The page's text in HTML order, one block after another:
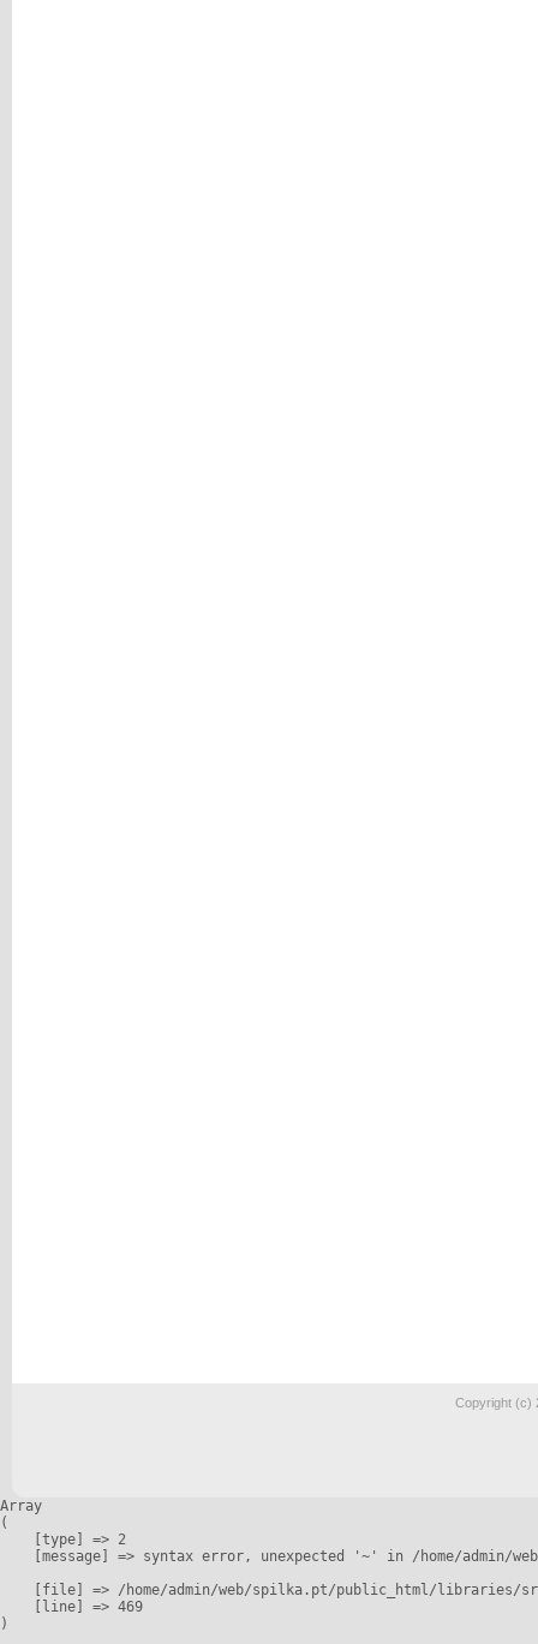
Copyright (c)
Array
(
    [type] => 2
[message] => syntax error, unexpected '~' in /home/admin/
[file] => /home/admin/web/spilka.pt/public_html/libraries/
    [line] => 469